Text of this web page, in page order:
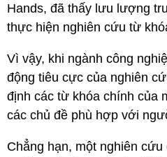
Hands, đã thấy lưu lượng
thực hiện nghiên cứu từ
Vì vậy, khi ngành công
động tiêu cực của nghiên
định các từ khóa chính của
các chủ đề phù hợp với
Chẳng hạn, một nghiên